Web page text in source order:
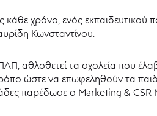
κάθε χρόνο, ενός
Κωνσταντίνου.
αθλοθετεί τα σχολεία που
ώστε να επωφεληθούν τα
παρέδωσε ο Marketing &